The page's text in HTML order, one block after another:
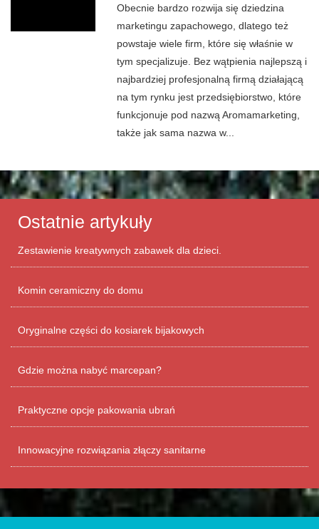
Obecnie bardzo rozwija się dziedzina
marketingu zapachowego, dlatego też
powstaje wiele firm, które się właśnie w
tym specjalizuje. Bez wątpienia najlepszą i
najbardziej profesjonalną firmą działającą
na tym rynku jest przedsiębiorstwo, które
funkcjonuje pod nazwą Aromamarketing,
także jak sama nazwa w...
Ostatnie artykuły
Zestawienie kreatywnych zabawek dla dzieci.
Komin ceramiczny do domu
Oryginalne części do kosiarek bijakowych
Gdzie można nabyć marcepan?
Praktyczne opcje pakowania ubrań
Innowacyjne rozwiązania złączy sanitarne